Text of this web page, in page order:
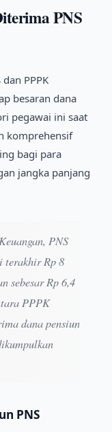
PNS
PPPK
besaran dana
pegawai ini saat
komprehensif
bagi para
jangka panjang
PNS
terakhir Rp 8
sebesar Rp 6,4
PPPK
dana pensiun
PNS